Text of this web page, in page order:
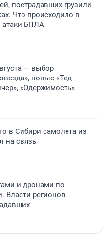
пострадавших грузили
Что происходило в
атаки БПЛА
— выбор
новые «Тед
«Одержимость»
в Сибири самолета из
на связь
и дронами по
Власти регионов